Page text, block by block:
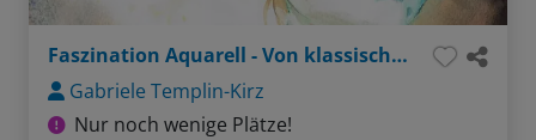
Faszination Aquarell - Von klassisch bis innovativ
Gabriele Templin-Kirz
Nur noch wenige Plätze!